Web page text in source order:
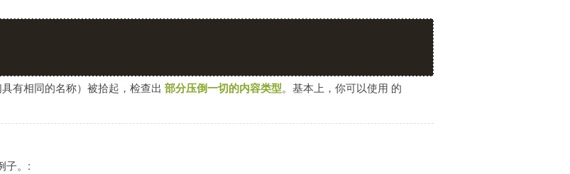
有相同的名称）被拾起，检查出 部分压倒一切的内容类型。基本上，你可以使用 的
子。: